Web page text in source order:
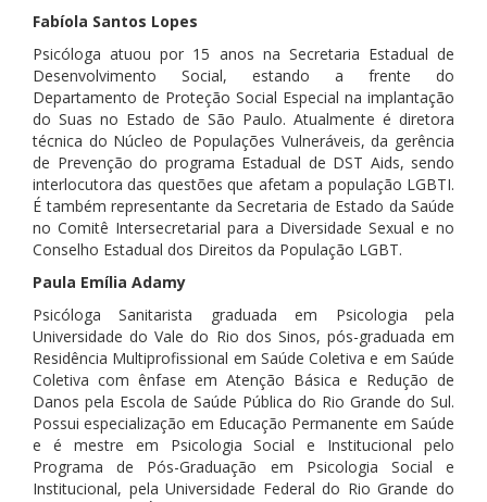
Fabíola Santos Lopes
Psicóloga atuou por 15 anos na Secretaria Estadual de
Desenvolvimento Social, estando a frente do
Departamento de Proteção Social Especial na implantação
do Suas no Estado de São Paulo. Atualmente é diretora
técnica do Núcleo de Populações Vulneráveis, da gerência
de Prevenção do programa Estadual de DST Aids, sendo
interlocutora das questões que afetam a população LGBTI.
É também representante da Secretaria de Estado da Saúde
no Comitê Intersecretarial para a Diversidade Sexual e no
Conselho Estadual dos Direitos da População LGBT.
Paula Emília Adamy
Psicóloga Sanitarista graduada em Psicologia pela
Universidade do Vale do Rio dos Sinos, pós-graduada em
Residência Multiprofissional em Saúde Coletiva e em Saúde
Coletiva com ênfase em Atenção Básica e Redução de
Danos pela Escola de Saúde Pública do Rio Grande do Sul.
Possui especialização em Educação Permanente em Saúde
e é mestre em Psicologia Social e Institucional pelo
Programa de Pós-Graduação em Psicologia Social e
Institucional, pela Universidade Federal do Rio Grande do